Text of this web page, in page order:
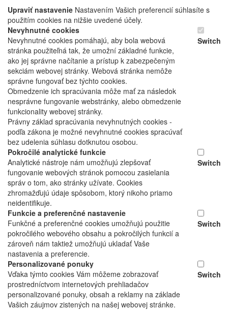
Upraviť nastavenie Nastavením Vašich preferencií súhlasíte s
použitím cookies na nižšie uvedené účely.
Nevyhnutné cookies
Nevyhnutné cookies pomáhajú, aby bola webová
stránka použiteľná tak, že umožní základné funkcie,
ako jej správne načítanie a prístup k zabezpečeným
sekciám webovej stránky. Webová stránka nemôže
správne fungovať bez týchto cookies.
Obmedzenie ich spracúvania môže mať za následok
nesprávne fungovanie webstránky, alebo obmedzenie
funkcionality webovej stránky.
Právny základ spracúvania nevyhnutných cookies -
podľa zákona je možné nevyhnutné cookies spracúvať
bez udelenia súhlasu dotknutou osobou.
Switch
Pokročilé analytické funkcie
Analytické nástroje nám umožňujú zlepšovať
fungovanie webových stránok pomocou zasielania
správ o tom, ako stránky užívate. Cookies
zhromažďujú údaje spôsobom, ktorý nikoho priamo
neidentifikuje.
Switch
Funkcie a preferenčné nastavenie
Funkčné a preferenčné cookies umožňujú použitie
pokročilého webového obsahu a pokročilých funkcií a
zároveň nám taktiež umožňujú ukladať Vaše
nastavenia a preferencie.
Switch
Personalizované ponuky
Vďaka týmto cookies Vám môžeme zobrazovať
prostredníctvom internetových prehliadačov
personalizované ponuky, obsah a reklamy na základe
Vašich záujmov zistených na našej webovej stránke.
Switch